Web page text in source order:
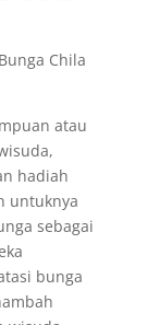
Chila
atau
hadiah
untuknya
sebagai
bunga